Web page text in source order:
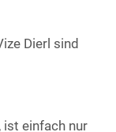
Dierl sind
einfach nur